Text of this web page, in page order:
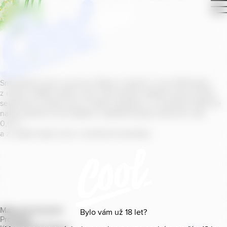
Bylo vám už 18 let?
Smícháním piva s ovocnou šťávou vytvořil v roce
z našich sládků
segmentu na bázi piva v České republice. V současné době se
naše portfolio Cool skládá z nealkoholických příchutí s alk.
0
a z nealko řady Cool+ s funkčními benefity.
Mapa provozoven
Produkty